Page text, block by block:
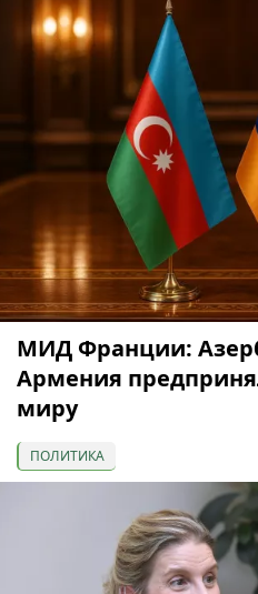
МИД Франции:
Армения
миру
ПОЛИТИКА